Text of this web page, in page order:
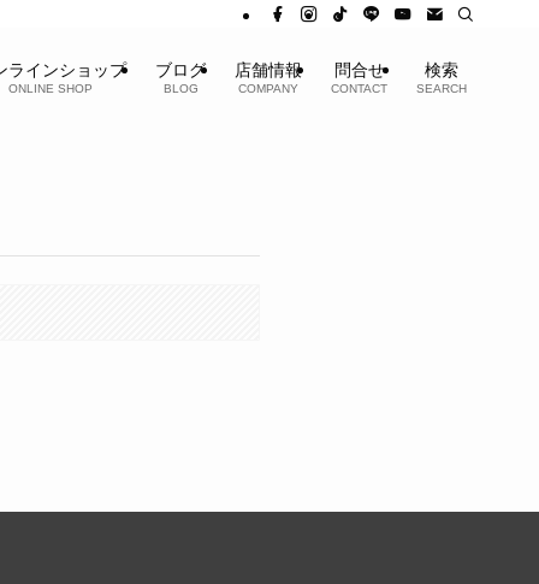
ラインショップ
ONLINE SHOP
ブログ
BLOG
店舗情報
COMPANY
問合せ
CONTACT
検索
SEARCH